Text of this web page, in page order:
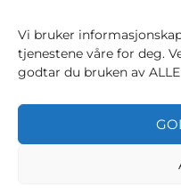
Vi bruker
tjenestene våre for deg.
godtar du bruken av